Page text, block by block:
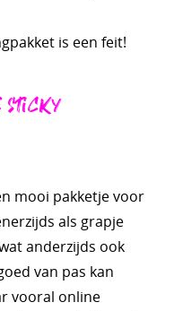
is een feit!
mooi pakketje voor
als grapje
anderzijds ook
van pas kan
vooral online